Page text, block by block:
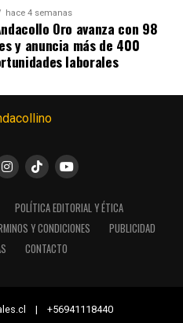
hace 4 semanas
Oro avanza con 98
y anuncia más de 400
laborales
POLÍTICA EDITORIAL Y ÉTICA
Y CONDICIONES
PUBLICIDAD
CONTACTO
| +56941118440